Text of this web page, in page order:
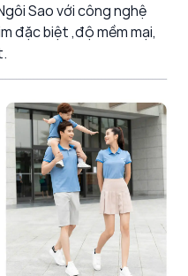
Sao với công nghệ
đặc biệt ,độ mềm mại,